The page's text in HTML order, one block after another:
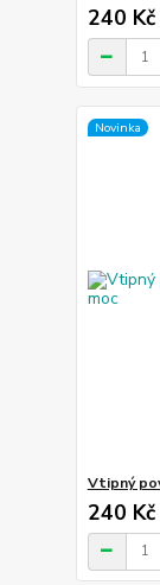
240 Kč
Novinka
Vtipný
240 Kč